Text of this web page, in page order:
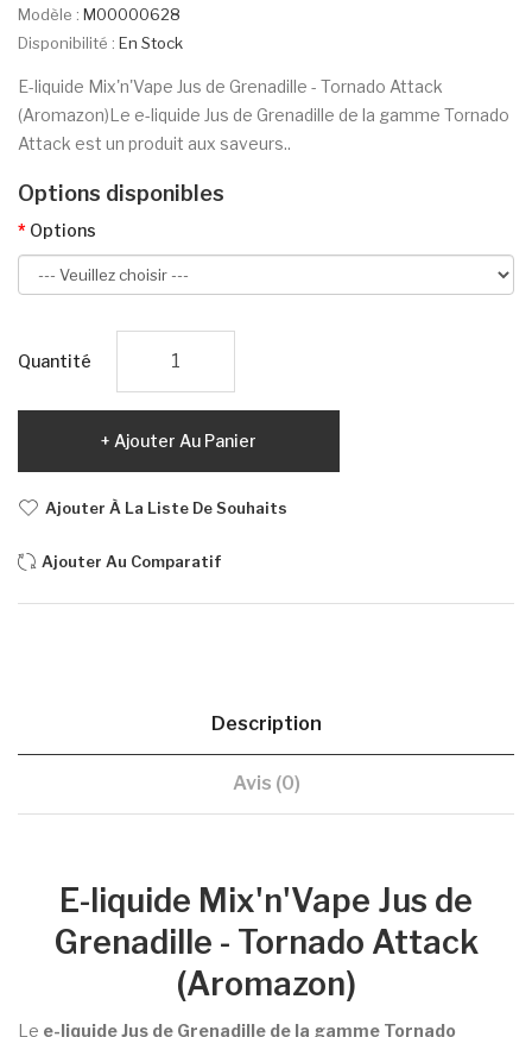
Modèle : M00000628
Disponibilité : En Stock
E-liquide Mix'n'Vape Jus de Grenadille - Tornado Attack
(Aromazon)Le e-liquide Jus de Grenadille de la gamme Tornado
Attack est un produit aux saveurs..
Options disponibles
Options
Quantité
Ajouter Au Panier
Ajouter À La Liste De Souhaits
Ajouter Au Comparatif
Description
Avis (0)
E-liquide Mix'n'Vape Jus de
Grenadille - Tornado Attack
(Aromazon)
Le e-liquide Jus de Grenadille de la gamme Tornado